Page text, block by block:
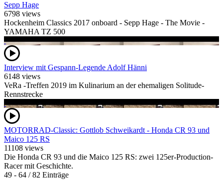
Sepp Hage
6798 views
Hockenheim Classics 2017 onboard - Sepp Hage - The Movie -
YAMAHA TZ 500
Interview mit Gespann-Legende Adolf Hänni
6148 views
VeRa -Treffen 2019 im Kulinarium an der ehemaligen Solitude-
Rennstrecke
MOTORRAD-Classic: Gottlob Schweikardt - Honda CR 93 und
Maico 125 RS
11108 views
Die Honda CR 93 und die Maico 125 RS: zwei 125er-Production-
Racer mit Geschichte.
49 - 64 / 82 Einträge